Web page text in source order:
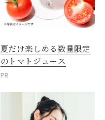
夏だけ楽しめる数量限定
のトマトジュース
PR